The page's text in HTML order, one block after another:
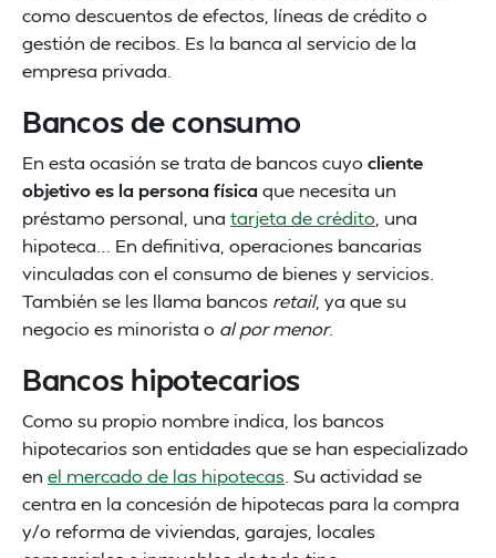
como descuentos de efectos, líneas de crédito o
gestión de recibos. Es la banca al servicio de la
empresa privada.
Bancos de consumo
En esta ocasión se trata de bancos cuyo cliente
objetivo es la persona física que necesita un
préstamo personal, una tarjeta de crédito , una
hipoteca… En definitiva, operaciones bancarias
vinculadas con el consumo de bienes y servicios.
También se les llama bancos retail, ya que su
negocio es minorista o al por menor.
Bancos hipotecarios
Como su propio nombre indica, los bancos
hipotecarios son entidades que se han especializado
en el mercado de las hipotecas . Su actividad se
centra en la concesión de hipotecas para la compra
y/o reforma de viviendas, garajes, locales